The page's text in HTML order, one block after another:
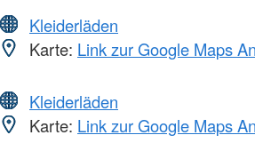
Kleiderläden
Karte: Link zur Google Maps
Kleiderläden
Karte: Link zur Google Maps